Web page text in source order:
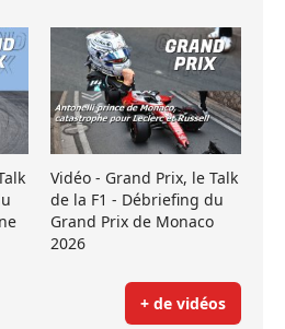
Vidéo - Grand Prix, le Talk
de la F1 - Débriefing du
Grand Prix de Monaco
2026
+ de vidéos